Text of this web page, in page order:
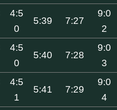
4:5
0
5:39 7:27
9:0
2
4:5
0
5:40 7:28
9:0
3
4:5
1
5:41 7:29
9:0
4